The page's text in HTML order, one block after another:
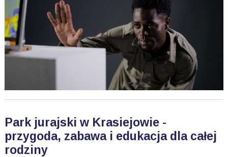
Park jurajski w Krasiejowie -
przygoda, zabawa i edukacja dla całej
rodziny